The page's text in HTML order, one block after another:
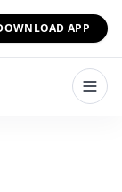
APP